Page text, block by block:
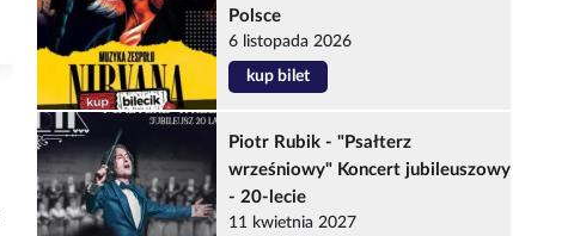
Polsce
6 listopada 2026
kup bilet
Piotr Rubik - "Psałterz
wrześniowy" Koncert jubileuszowy
- 20-lecie
11 kwietnia 2027